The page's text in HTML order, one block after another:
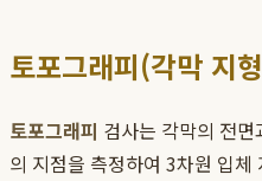
토포그래피(각막 지
토포그래피 검사는 각막의 전
의 지점을 측정하여 3차원 입